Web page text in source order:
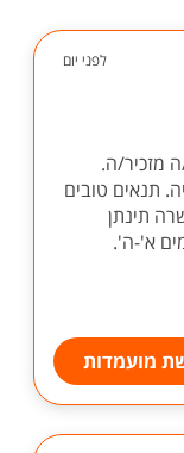
לפני יום
מזכיר/ה.
תנאים טובים
תינתן
א'-ה'.
מועמדות